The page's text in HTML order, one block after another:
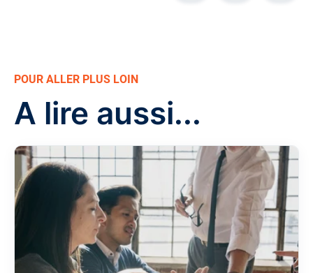
POUR ALLER PLUS LOIN
A lire aussi...